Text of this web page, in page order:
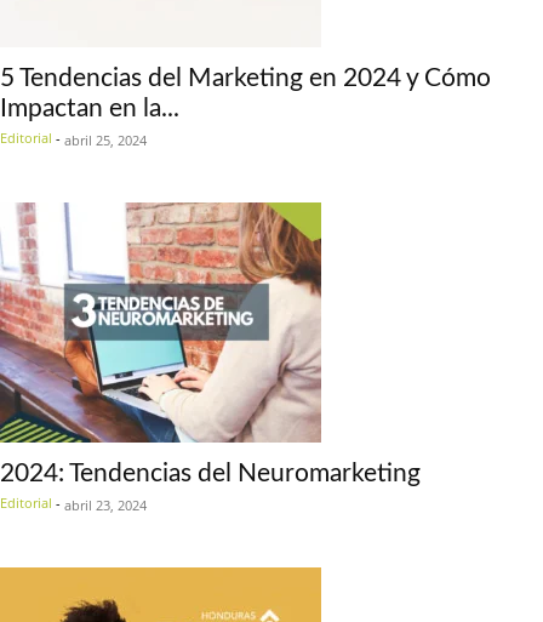
5 Tendencias del Marketing en 2024 y Cómo
Impactan en la...
Editorial - abril 25, 2024
2024: Tendencias del Neuromarketing
Editorial - abril 23, 2024